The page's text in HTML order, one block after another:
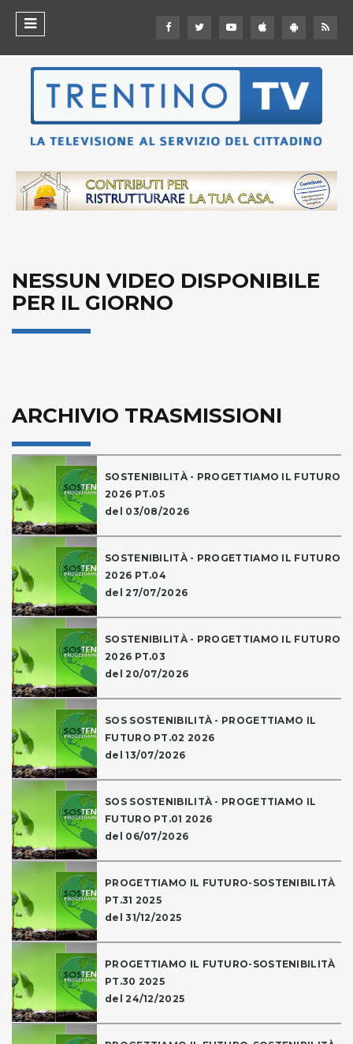
NESSUN VIDEO DISPONIBILE
PER IL GIORNO
ARCHIVIO TRASMISSIONI
SOSTENIBILITÀ - PROGETTIAMO IL FUTURO
2026 PT.05
del 03/08/2026
SOSTENIBILITÀ - PROGETTIAMO IL FUTURO
2026 PT.04
del 27/07/2026
SOSTENIBILITÀ - PROGETTIAMO IL FUTURO
2026 PT.03
del 20/07/2026
SOS SOSTENIBILITÀ - PROGETTIAMO IL
FUTURO PT.02 2026
del 13/07/2026
SOS SOSTENIBILITÀ - PROGETTIAMO IL
FUTURO PT.01 2026
del 06/07/2026
PROGETTIAMO IL FUTURO-SOSTENIBILITÀ
PT.31 2025
del 31/12/2025
PROGETTIAMO IL FUTURO-SOSTENIBILITÀ
PT.30 2025
del 24/12/2025